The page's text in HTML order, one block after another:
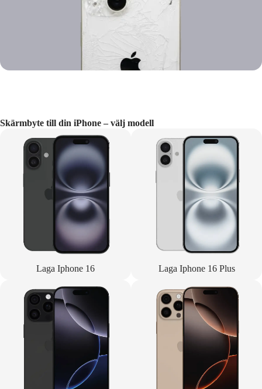
Skärmbyte till din iPhone – välj modell
Laga Iphone 16 Laga Iphone 16 Plus